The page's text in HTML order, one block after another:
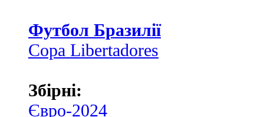
Футбол Бразилії
Copa Libertadores
Збірні:
Євро-2024